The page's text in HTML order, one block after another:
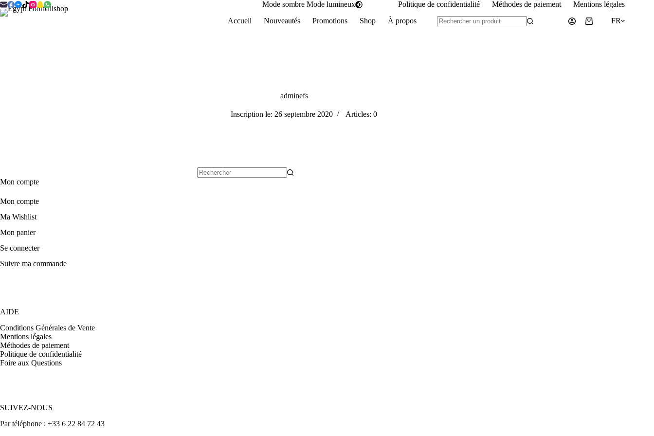
Passer
au
Mode sombre Mode lumineux Politique de confidentialité Méthodes de paiement Mentions légales
Accueil
Nouveautés Promotions Shop
À propos
Panier
FR
adminefs
Inscription le: 26 septembre 2020 Articles: 0
Mon compte
Mon compte
Ma Wishlist
Mon panier
Se connecter
Suivre ma commande
AIDE
Conditions Générales de Vente
Mentions légales
Méthodes de paiement
Politique de confidentialité
Foire aux Questions
SUIVEZ-NOUS
Par téléphone : +33 6 22 84 72 43